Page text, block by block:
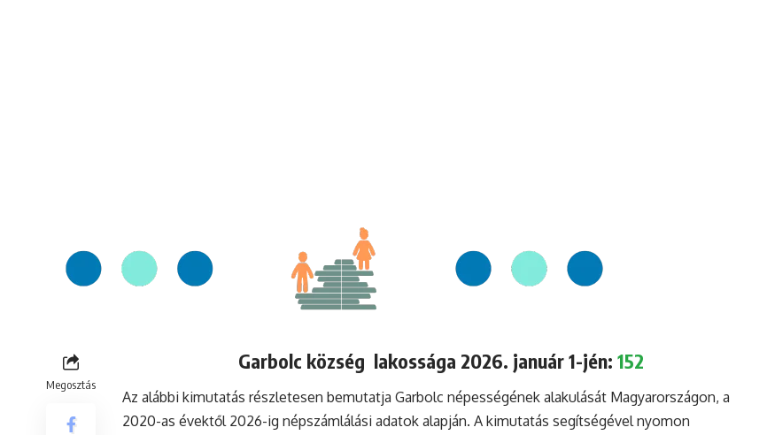
Megosztás
Garbolc község lakossága 2026. január 1-jén:152
Az alábbi kimutatás részletesen bemutatja Garbolc népességének alakulását Magyarországon, a
2020-as évektől 2026-ig népszámlálási adatok alapján. A kimutatás segítségével nyomon